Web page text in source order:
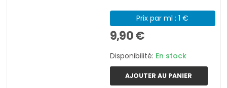
Prix par ml : 1 €
9,90 €
Disponibilité: En stock
AJOUTER AU PANIER